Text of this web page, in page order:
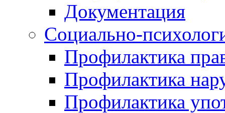
Документация
Социально-
Профилактика
Профилактика
Профилактика